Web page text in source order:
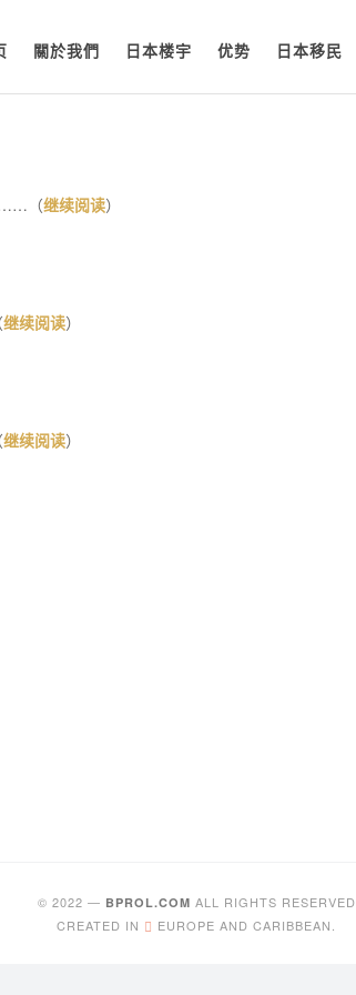
關於我們 日本楼宇 优势 日本移民
（继续阅读）
继续阅读）
继续阅读）
© 2022 — BPROL.COM ALL RIGHTS RESERVED
CREATED IN
EUROPE AND CARIBBEAN.